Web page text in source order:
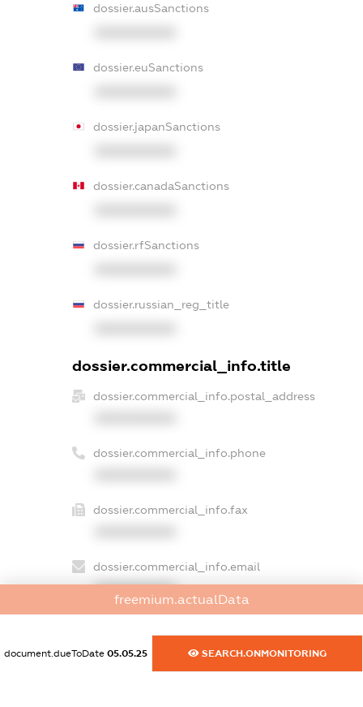
dossier.ausSanctions
dossier.euSanctions
dossier.japanSanctions
dossier.canadaSanctions
dossier.rfSanctions
dossier.russian_reg_title
dossier.commercial_info.title
dossier.commercial_info.postal_address
dossier.commercial_info.phone
dossier.commercial_info.fax
dossier.commercial_info.email
XXXXXXXXXX
freemium.actualData
document.dueToDate 05.05.25 SEARCH.ONMONITORING